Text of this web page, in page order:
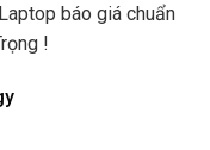
báo giá chuẩn
!